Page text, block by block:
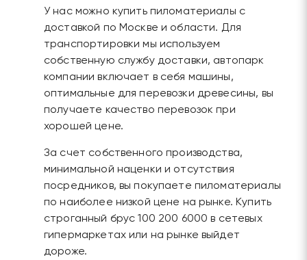
У нас можно купить пиломатериалы с
доставкой по Москве и области. Для
транспортировки мы используем
собственную службу доставки, автопарк
компании включает в себя машины,
оптимальные для перевозки древесины, вы
получаете качество перевозок при
хорошей цене.
За счет собственного производства,
минимальной наценки и отсутствия
посредников, вы покупаете пиломатериалы
по наиболее низкой цене на рынке. Купить
строганный брус 100 200 6000 в сетевых
гипермаркетах или на рынке выйдет
дороже.